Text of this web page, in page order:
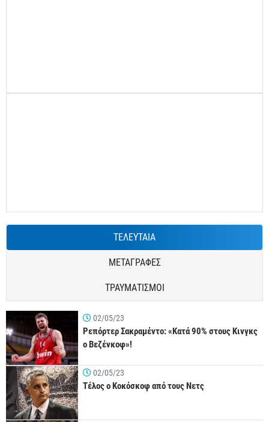
ΤΕΛΕΥΤΑΙΑ
ΜΕΤΑΓΡΑΦΕΣ
ΤΡΑΥΜΑΤΙΣΜΟΙ
02/05/23
Ρεπόρτερ Σακραμέντο: «Κατά 90% στους Κινγκς
ο Βεζένκοφ»!
02/05/23
Τέλος ο Κοκόσκοφ από τους Νετς